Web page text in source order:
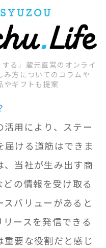
る」蔵元直営のオンライ
み方についてのコラムや
やギフトも提案
用により、ステー
届ける道筋はできま
、当社が生み出す商
の情報を受け取る
バリューがあると
ースを発信できる
要な役割だと感じ